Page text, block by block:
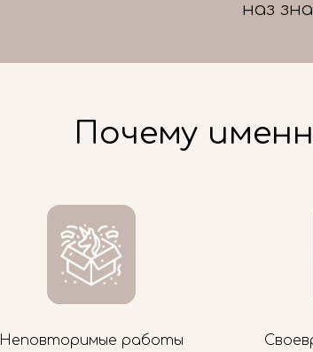
наз
Почему
Неповторимые работы